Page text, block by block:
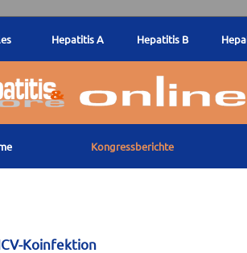
Koinfektion
Hepatitis A Hepatitis B
Kongressberichte